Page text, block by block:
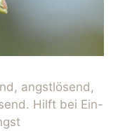
angstlösend,
Hilft bei Ein-